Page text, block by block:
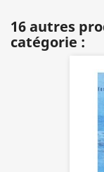
16 autres
catégorie :